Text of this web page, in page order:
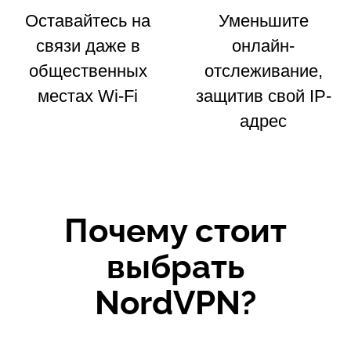
Оставайтесь на
связи даже в
общественных
местах Wi-Fi
Уменьшите
онлайн-
отслеживание,
защитив свой IP-
адрес
Почему стоит
выбрать
NordVPN?